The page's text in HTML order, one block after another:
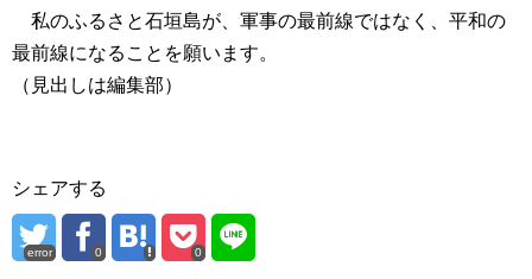
私のふるさと石垣島が、軍事の最前線ではなく、平和の
最前線になることを願います。
（見出しは編集部）
シェアする
error 0 0